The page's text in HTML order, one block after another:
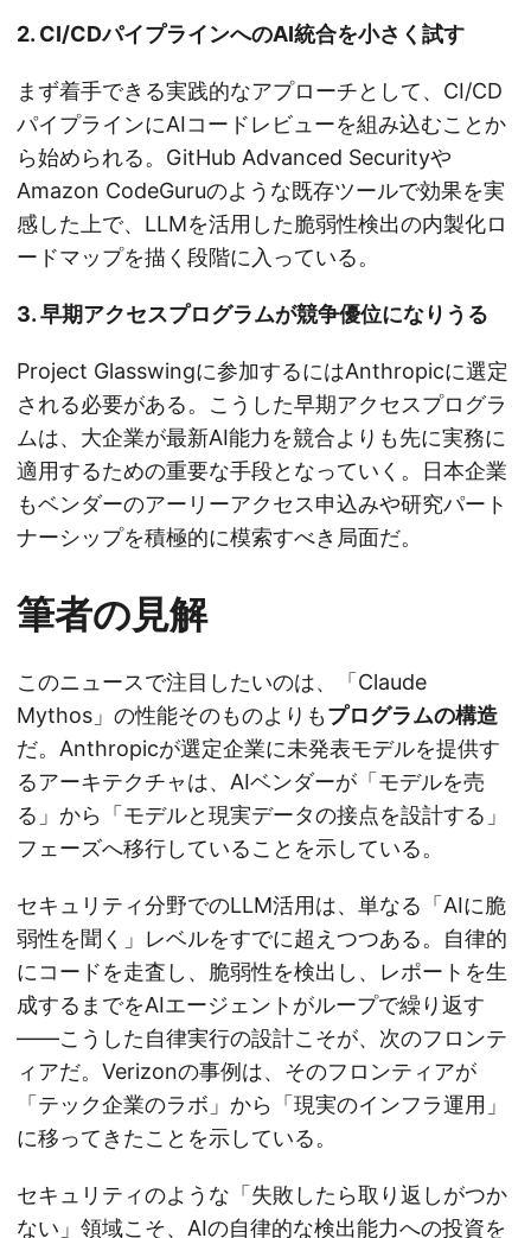
2. CI/CDパイプラインへのAI統合を小さく試す
まず着手できる実践的なアプローチとして、CI/CD
パイプラインにAIコードレビューを組み込むことか
ら始められる。GitHub Advanced Securityや
Amazon CodeGuruのような既存ツールで効果を実
感した上で、LLMを活用した脆弱性検出の内製化ロ
ードマップを描く段階に入っている。
3. 早期アクセスプログラムが競争優位になりうる
Project Glasswingに参加するにはAnthropicに選定
される必要がある。こうした早期アクセスプログラ
ムは、大企業が最新AI能力を競合よりも先に実務に
適用するための重要な手段となっていく。日本企業
もベンダーのアーリーアクセス申込みや研究パート
ナーシップを積極的に模索すべき局面だ。
筆者の見解
このニュースで注目したいのは、「Claude
Mythos」の性能そのものよりもプログラムの構造
だ。Anthropicが選定企業に未発表モデルを提供す
るアーキテクチャは、AIベンダーが「モデルを売
る」から「モデルと現実データの接点を設計する」
フェーズへ移行していることを示している。
セキュリティ分野でのLLM活用は、単なる「AIに脆
弱性を聞く」レベルをすでに超えつつある。自律的
にコードを走査し、脆弱性を検出し、レポートを生
成するまでをAIエージェントがループで繰り返す
——こうした自律実行の設計こそが、次のフロンテ
ィアだ。Verizonの事例は、そのフロンティアが
「テック企業のラボ」から「現実のインフラ運用」
に移ってきたことを示している。
セキュリティのような「失敗したら取り返しがつか
ない」領域こそ、AIの自律的な検出能力への投資を